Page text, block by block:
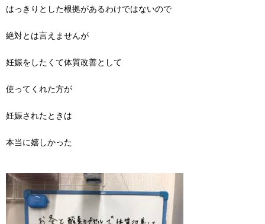
はっきりとした根拠があるわけではないので
絶対とは言えませんが
妊娠をしたくて体質改善として
使ってくれた方が
妊娠されたときは
本当に嬉しかった